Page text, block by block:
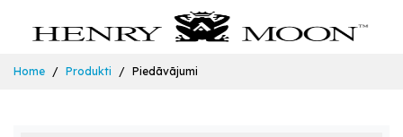
Home Produkti Piedāvājumi